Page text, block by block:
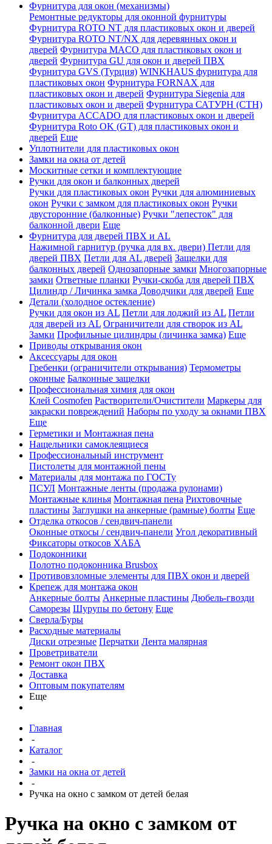
Фурнитура для окон (механизмы)
Ремонтные редукторы для оконной фурнитуры
Фурнитура ROTO NT для пластиковых окон и дверей
Фурнитура ROTO NT/NX для деревянных окон и
дверей Фурнитура MACO для пластиковых окон и
дверей Фурнитура GU для окон и дверей ПВХ
Фурнитура GVS (Турция) WINKHAUS фурнитура для
пластиковых окон Фурнитура FORNAX для
пластиковых окон и дверей Фурнитура Siegenia для
пластиковых окон и дверей Фурнитура САТУРН (СТН)
Фурнитура ACCADO для пластиковых окон и дверей
Фурнитура Roto OK (GT) для пластиковых окон и
дверей Еще
Уплотнители для пластиковых окон
Замки на окна от детей
Москитные сетки и комплектующие
Ручки для окон и балконных дверей
Ручки для пластиковых окон Ручки для алюминиевых
окон Ручки с замком для пластиковых окон Ручки
двусторонние (балконные) Ручки "лепесток" для
балконной двери Еще
Фурнитура для дверей ПВХ и AL
Нажимной гарнитур (ручка для вх. двери) Петли для
дверей ПВХ Петли для AL дверей Защелки для
балконных дверей Однозапорные замки Многозапорные
замки Ответные планки Ручки-скоба для дверей ПВХ
Цилиндр / Личинка замка Доводчики для дверей Еще
Детали (холодное остекление)
Ручки для окон из AL Петли для лоджий из AL Петли
для дверей из AL Ограничители для створок из AL
Замки Профильные цилиндры (личинка замка) Еще
Приводы открывания окон
Аксессуары для окон
Гребенки (ограничители открывания) Термометры
оконные Балконные защелки
Профессиональная химия для окон
Клей Cosmofen Растворители/Очистители Маркеры для
закраски повреждений Наборы по уходу за окнами ПВХ
Еще
Герметики и Монтажная пена
Нащельники самоклеящиеся
Профессиональный инструмент
Пистолеты для монтажной пены
Материалы для монтажа по ГОСТу
ПСУЛ Монтажные ленты (продажа рулонами)
Монтажные клинья Монтажная пена Рихтовочные
пластины Заглушки на анкерные (рамные) болты Еще
Отделка откосов / сендвич-панели
Оконные откосы / сендвич-панели Угол декоративный
Фиксаторы откосов ХАБА
Подоконники
Полотно подоконника Brusbox
Противовзломные элементы для ПВХ окон и дверей
Крепеж для монтажа окон
Анкерные болты Анкерные пластины Дюбель-гвозди
Саморезы Шурупы по бетону Еще
Сверла/Буры
Расходные материалы
Диски отрезные Перчатки Лента малярная
Проветриватели
Ремонт окон ПВХ
Доставка
Оптовым покупателям
Еще
Главная
-
Каталог
-
Замки на окна от детей
-
Ручка на окно с замком от детей белая
Ручка на окно с замком от